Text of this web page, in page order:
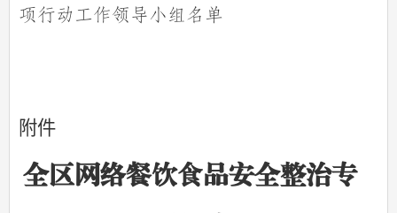
项行动工作领导小组名 单
附件
全区网络餐饮食品安全整治专